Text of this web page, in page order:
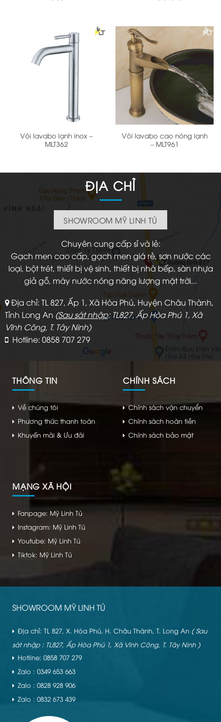
Vòi lavabo lạnh inox –
MLT362
Vòi lavabo cao nóng lạnh
– MLT961
ĐỊA CHỈ
SHOWROOM MỸ LINH TÚ
Chuyên cung cấp sỉ và lẻ:
Gạch men cao cấp, gạch men giá rẻ, sơn nước các
loại, bột trét, thiết bị vệ sinh, thiết bị nhà bếp, sàn nhựa
giả gỗ, máy nước nóng năng lượng mặt trời...
Địa chỉ: TL 827, Ấp 1, Xã Hòa Phú, Huyện Châu Thành,
Tỉnh Long An (Sau sát nhập: TL827, Ấp Hòa Phú 1, Xã
Vĩnh Công, T. Tây Ninh)
Hotline: 0858 707 279
THÔNG TIN
Về chúng tôi
Phương thức thanh toán
Khuyến mãi & Ưu đãi
CHÍNH SÁCH
Chính sách vận chuyển
Chính sách hoàn tiền
Chính sách bảo mật
MẠNG XÃ HỘI
Fanpage: Mỹ Linh Tú
Instagram: Mỹ Linh Tú
Youtube: Mỹ Linh Tú
Tiktok: Mỹ Linh Tú
SHOWROOM MỸ LINH TÚ
Địa chỉ: TL 827, X. Hòa Phú, H. Châu Thành, T. Long An ( Sau
sát nhập : TL827, Ấp Hòa Phú 1, Xã Vĩnh Công, T. Tây Ninh )
Hotline: 0858 707 279
Zalo : 0349 653 663
Zalo : 0828 928 906
Zalo : 0832 673 439